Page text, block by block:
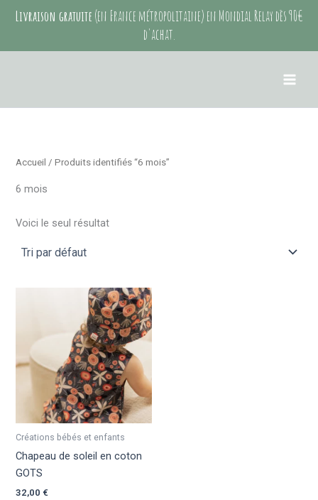
Livraison gratuite (en France métropolitaine) en Mondial Relay dès 90€
d'achat.
Aller
Accueil / Produits identifiés “6 mois”
6 mois
Voici le seul résultat
Créations bébés et enfants
Chapeau de soleil en coton
GOTS
32,00 €
Ce
produit
a
plusieurs
variations.
Les
options
peuvent